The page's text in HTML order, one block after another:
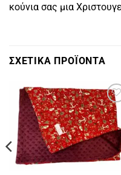
κούνια σας μια
ΣΧΕΤΙΚΆ ΠΡΟΪΌΝΤΑ
Πρόσθήκη
στην
λίστα